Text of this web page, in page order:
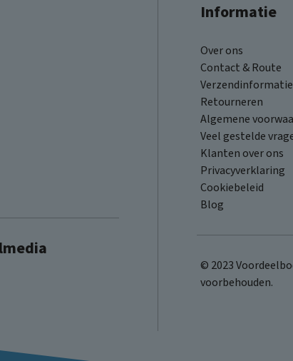
Informatie
Over ons
Contact & Route
Verzendinformatie
Retourneren
Algemene
Veel gestelde
Klanten over ons
Privacyverklaring
Cookiebeleid
Blog
© 2023
voorbehouden.